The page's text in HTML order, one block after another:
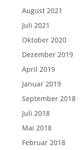
August 2021
Juli 2021
Oktober 2020
Dezember 2019
April 2019
Januar 2019
September 2018
Juli 2018
Mai 2018
Februar 2018